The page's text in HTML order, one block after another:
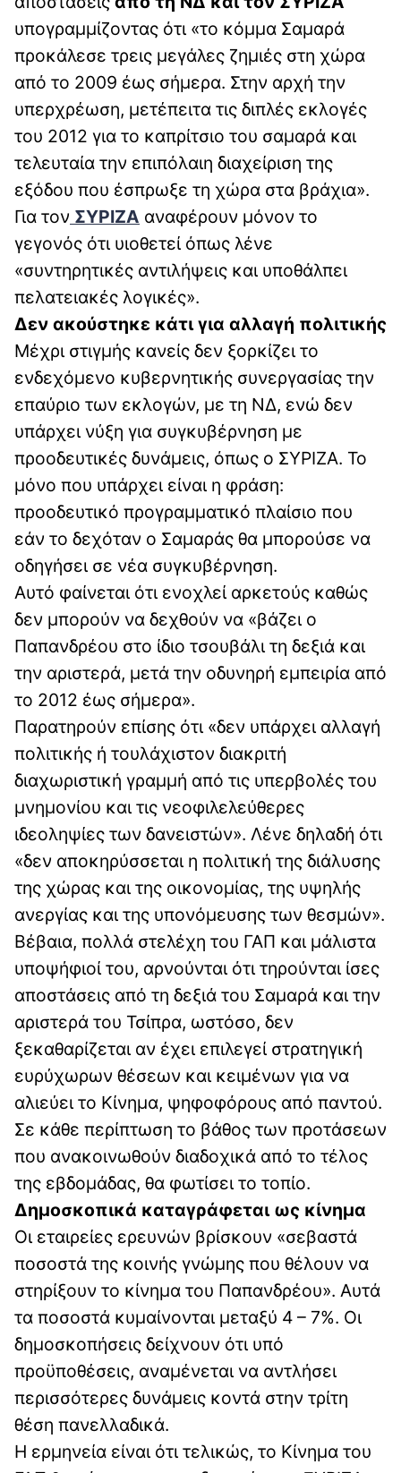
υπογραμμίζοντας ότι «το κόμμα Σαμαρά
προκάλεσε τρεις μεγάλες ζημιές στη χώρα
από το 2009 έως σήμερα. Στην αρχή την
υπερχρέωση, μετέπειτα τις διπλές εκλογές
του 2012 για το καπρίτσιο του σαμαρά και
τελευταία την επιπόλαιη διαχείριση της
εξόδου που έσπρωξε τη χώρα στα βράχια».
Για τον ΣΥΡΙΖΑ αναφέρουν μόνον το
γεγονός ότι υιοθετεί όπως λένε
«συντηρητικές αντιλήψεις και υποθάλπει
πελατειακές λογικές».
Δεν ακούστηκε κάτι για αλλαγή πολιτικής
Μέχρι στιγμής κανείς δεν ξορκίζει το
ενδεχόμενο κυβερνητικής συνεργασίας την
επαύριο των εκλογών, με τη ΝΔ, ενώ δεν
υπάρχει νύξη για συγκυβέρνηση με
προοδευτικές δυνάμεις, όπως ο ΣΥΡΙΖΑ. Το
μόνο που υπάρχει είναι η φράση:
προοδευτικό προγραμματικό πλαίσιο που
εάν το δεχόταν ο Σαμαράς θα μπορούσε να
οδηγήσει σε νέα συγκυβέρνηση.
Αυτό φαίνεται ότι ενοχλεί αρκετούς καθώς
δεν μπορούν να δεχθούν να «βάζει ο
Παπανδρέου στο ίδιο τσουβάλι τη δεξιά και
την αριστερά, μετά την οδυνηρή εμπειρία από
το 2012 έως σήμερα».
Παρατηρούν επίσης ότι «δεν υπάρχει αλλαγή
πολιτικής ή τουλάχιστον διακριτή
διαχωριστική γραμμή από τις υπερβολές του
μνημονίου και τις νεοφιλελεύθερες
ιδεοληψίες των δανειστών». Λένε δηλαδή ότι
«δεν αποκηρύσσεται η πολιτική της διάλυσης
της χώρας και της οικονομίας, της υψηλής
ανεργίας και της υπονόμευσης των θεσμών».
Βέβαια, πολλά στελέχη του ΓΑΠ και μάλιστα
υποψήφιοί του, αρνούνται ότι τηρούνται ίσες
αποστάσεις από τη δεξιά του Σαμαρά και την
αριστερά του Τσίπρα, ωστόσο, δεν
ξεκαθαρίζεται αν έχει επιλεγεί στρατηγική
ευρύχωρων θέσεων και κειμένων για να
αλιεύει το Κίνημα, ψηφοφόρους από παντού.
Σε κάθε περίπτωση το βάθος των προτάσεων
που ανακοινωθούν διαδοχικά από το τέλος
της εβδομάδας, θα φωτίσει το τοπίο.
Δημοσκοπικά καταγράφεται ως κίνημα
Οι εταιρείες ερευνών βρίσκουν «σεβαστά
ποσοστά της κοινής γνώμης που θέλουν να
στηρίξουν το κίνημα του Παπανδρέου». Αυτά
τα ποσοστά κυμαίνονται μεταξύ 4 – 7%. Οι
δημοσκοπήσεις δείχνουν ότι υπό
προϋποθέσεις, αναμένεται να αντλήσει
περισσότερες δυνάμεις κοντά στην τρίτη
θέση πανελλαδικά.
Η ερμηνεία είναι ότι τελικώς, το Κίνημα του